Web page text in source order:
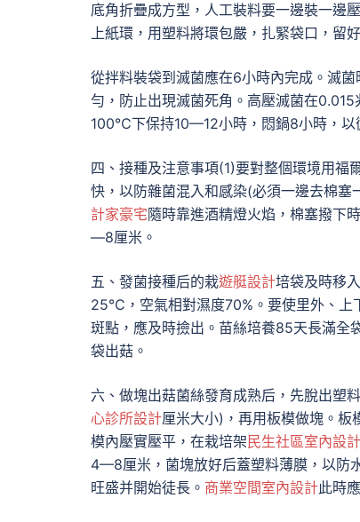
底角折疊成方型，人工裝料要一邊裝一邊
上紙環，用塑料將環包嚴，扎緊袋口，留
從拌料裝袋到滅菌應在6小時內完成。滅
勻，防止出現滅菌死角。高壓滅菌在
100℃下保持10—12小時，悶鍋8小時，以
四、接種及注意事項(1)要對整個環境用福
快，以防雜菌混入和感染(必須一邊去棉
計家豪宅隨時靠進酒精燈火焰，棉塞撥下
—8厘米。
五、發菌接種后的栽遊艇設計培袋及時移
25℃，空氣相對濕度70%。要使里外、上
斑點，應及時撿出。苗絲培養85天長滿全
袋出菇。
六、做塊出菇菌絲發育成熟后，先脫出塑
心診所設計厘米大小)，再用板模做塊。板
模內壓實壓平，在栽培架 民生社區室內設計
4—8厘米，菌塊放好后蓋塑料薄膜，以防
旺盛并開始徒長。 商業空間室內設計此時